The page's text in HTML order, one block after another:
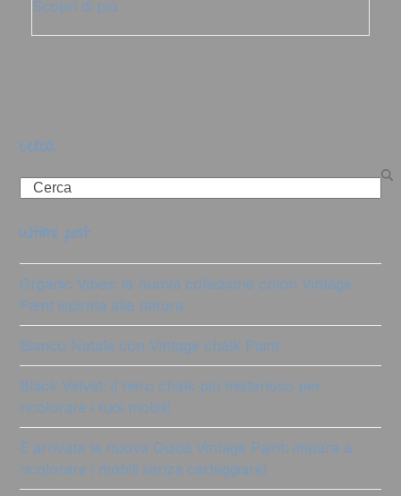
Scopri di più
cerca
Search
ultimi post
Organic Vibes: la nuova collezione colori Vintage
Paint ispirata alla natura
Bianco Natale con Vintage chalk Paint
Black Velvet: il nero chalk più misterioso per
ricolorare i tuoi mobili!
È arrivata la nuova Guida Vintage Paint: impara a
ricolorare i mobili senza carteggiare!